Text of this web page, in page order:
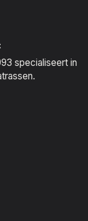
specialiseert in